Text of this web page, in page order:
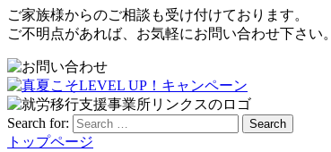
ご家族様からのご相談も受け付けております。
ご不明点があれば、お気軽にお問い合わせ下さい。
Search for: Search
トップページ